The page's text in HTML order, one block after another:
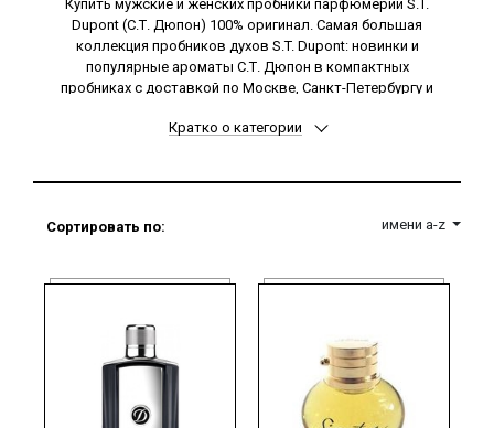
Купить мужские и женских пробники парфюмерии S.T.
Dupont (С.Т. Дюпон) 100% оригинал. Самая большая
коллекция пробников духов S.T. Dupont: новинки и
популярные ароматы С.Т. Дюпон в компактных
пробниках с доставкой по Москве, Санкт-Петербургу и
Кратко о категории
Сортировать по: имени a-z